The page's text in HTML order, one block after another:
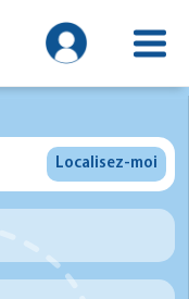
Localisez-moi